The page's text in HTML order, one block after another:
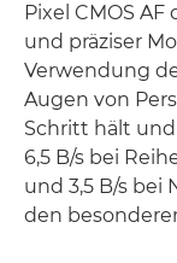
Pixel CMOS
und präziser
Verwendung
Augen von
Schritt hält
6,5 B/s bei
und 3,5 B/s bei
den